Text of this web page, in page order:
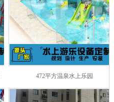
472平方温泉水上乐园